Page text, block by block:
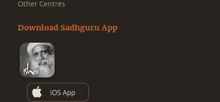
Other Centres
Download Sadhguru App